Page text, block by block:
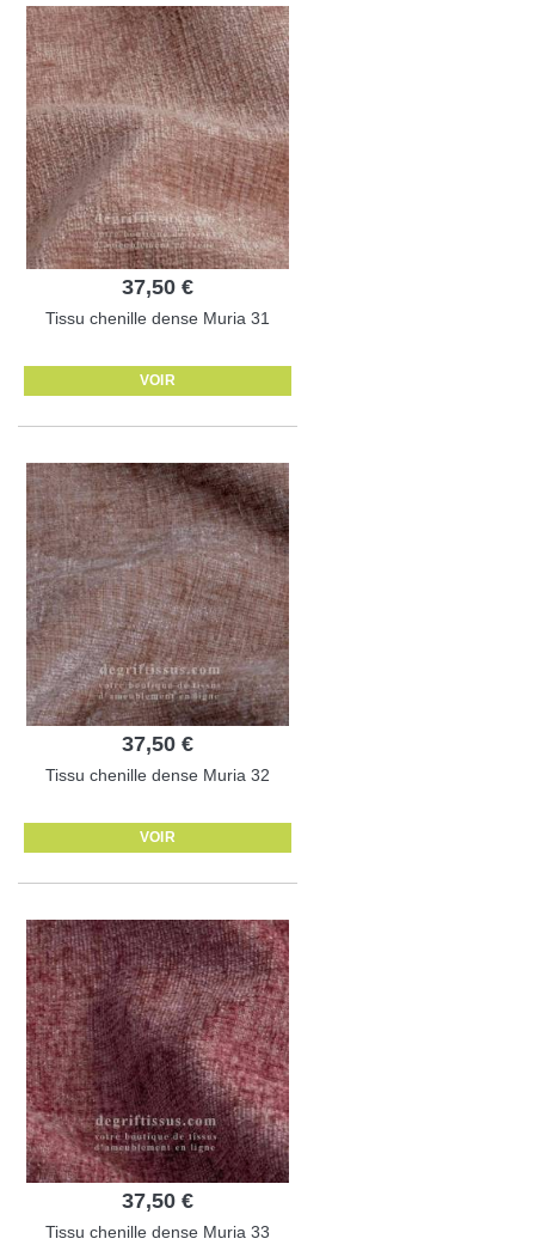
37,50 €
Tissu chenille dense Muria 31
VOIR
37,50 €
Tissu chenille dense Muria 32
VOIR
37,50 €
Tissu chenille dense Muria 33